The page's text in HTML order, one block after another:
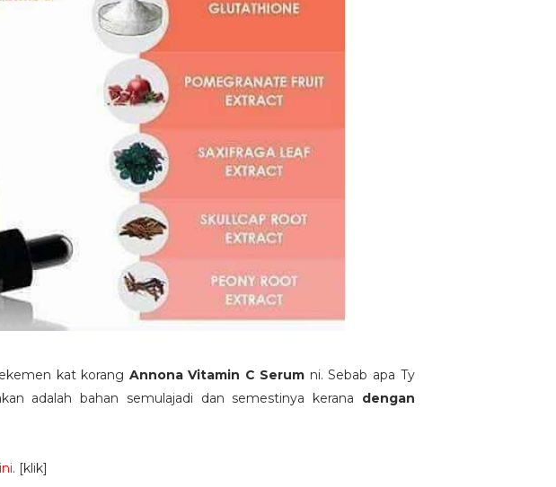
kat korang Annona Vitamin C Serum ni. Sebab apa Ty
adalah bahan semulajadi dan semestinya kerana dengan
. [klik]